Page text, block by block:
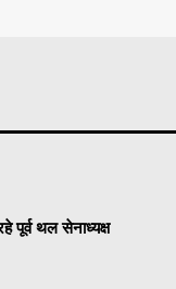
पूर्व थल सेनाध्यक्ष